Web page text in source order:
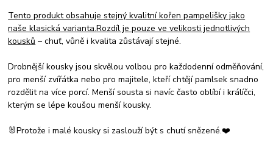
Tento produkt obsahuje stejný kvalitní kořen pampelišky jako
naše klasická varianta.Rozdíl je pouze ve velikosti jednotlivých
kousků – chuť, vůně i kvalita zůstávají stejné.
Drobnější kousky jsou skvělou volbou pro každodenní odměňování,
pro menší zvířátka nebo pro majitele, kteří chtějí pamlsek snadno
rozdělit na více porcí. Menší sousta si navíc často oblíbí i králíčci,
kterým se lépe koušou menší kousky.
🐰Protože i malé kousky si zaslouží být s chutí snězené.❤️